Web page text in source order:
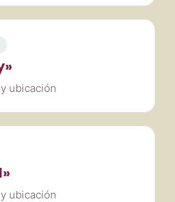
ubicación
ubicación